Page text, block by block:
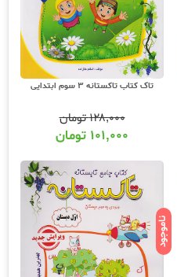
تاک کتاب تاکستانه 3 سوم ابتدایی
۱۲۸,۰۰۰تومان
۱۰۱,۰۰۰ تومان
ناموجود